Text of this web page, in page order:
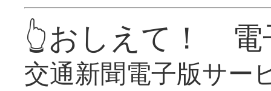
👆おしえて！ 電
交通新聞電子版サー